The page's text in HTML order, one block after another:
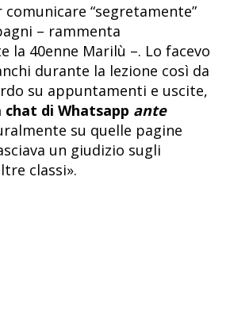
comunicare “segretamente”
– rammenta
la 40enne Marilù –. Lo facevo
durante la lezione così da
su appuntamenti e uscite,
chat di Whatsapp ante
su quelle pagine
un giudizio sugli
classi».